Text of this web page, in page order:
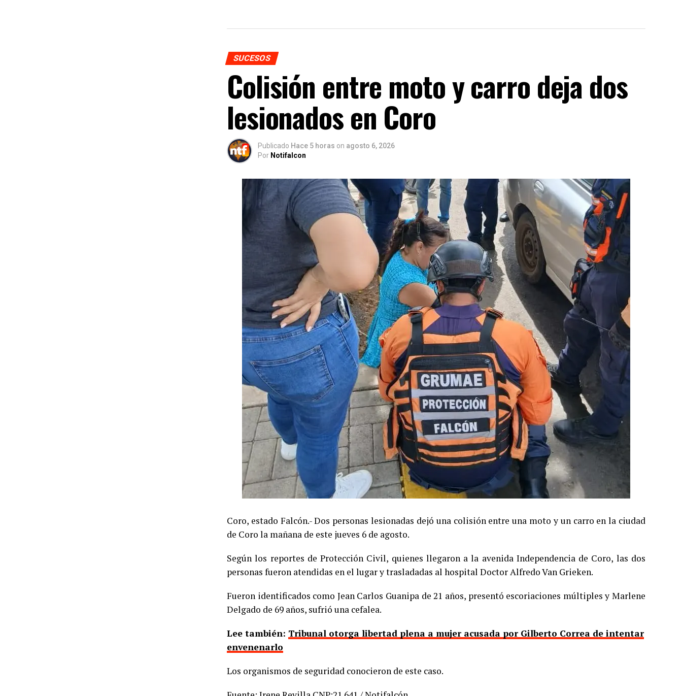
SUCESOS
Colisión entre moto y carro deja dos
lesionados en Coro
Publicado Hace 5 horas on agosto 6, 2026
Por Notifalcon
Coro, estado Falcón.- Dos personas lesionadas dejó una colisión entre una moto y un carro en la ciudad
de Coro la mañana de este jueves 6 de agosto.
Según los reportes de Protección Civil, quienes llegaron a la avenida Independencia de Coro, las dos
personas fueron atendidas en el lugar y trasladadas al hospital Doctor Alfredo Van Grieken.
Fueron identificados como Jean Carlos Guanipa de 21 años, presentó escoriaciones múltiples y Marlene
Delgado de 69 años, sufrió una cefalea.
Lee también: Tribunal otorga libertad plena a mujer acusada por Gilberto Correa de intentar
envenenarlo
Los organismos de seguridad conocieron de este caso.